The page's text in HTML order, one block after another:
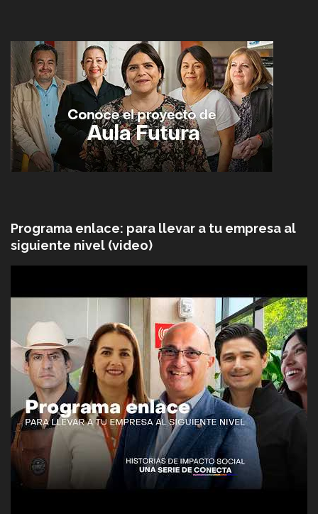
Programa enlace: para llevar a tu empresa al
siguiente nivel (video)